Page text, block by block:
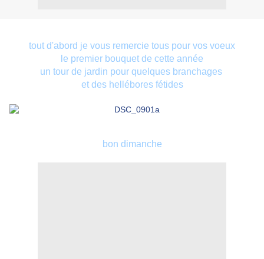
tout d'abord je vous remercie tous pour vos voeux
le premier bouquet de cette année
un tour de jardin pour quelques branchages
et des hellébores fétides
bon dimanche